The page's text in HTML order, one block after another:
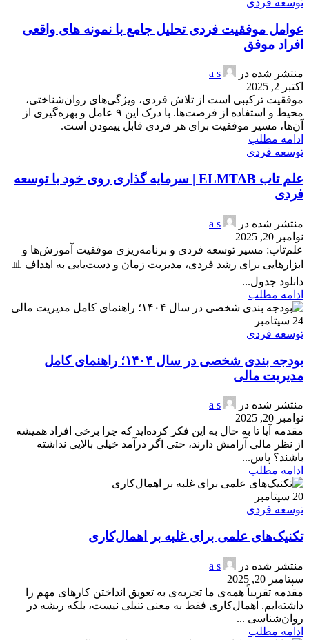
توسعه فردی
عوامل موفقیت فردی تحلیل جامع با نمونه های واقعی
افراد موفق
منتشر شده در
a s
اکتبر 2, 2025
موفقیت ترکیبی است از تلاش فردی، ویژگی‌های روان‌شناختی،
محیط و استفاده از فرصت‌ها. با درک این ۹ عامل و بهره‌گیری از
آن‌ها، مسیر موفقیت برای هر فردی قابل پیمودن است.
ادامه مطلب
توسعه فردی
علم تاب ELMTAB | سرمایه گذاری روی خود با توسعه
فردی
منتشر شده در
a s
نوامبر 20, 2025
علم‌تاب: مسیر توسعه فردی و برنامه‌ریزی موفقیت آموزش‌ها و
ابزارهایی برای رشد فردی، مدیریت زمان و دست‌یابی به اهداف 📊
دانلود جدول...
ادامه مطلب
24 سپتامبر
توسعه فردی
بودجه بندی شخصی در سال ۱۴۰۴؛ راهنمای کامل
مدیریت مالی
منتشر شده در
a s
نوامبر 20, 2025
مقدمه آیا تا به حال به این فکر کرده‌اید که چرا برخی افراد همیشه
از نظر مالی آرامش دارند، حتی اگر درآمد خیلی بالایی نداشته
باشند؟ پاس...
ادامه مطلب
20 سپتامبر
توسعه فردی
تکنیک‌های علمی برای غلبه بر اهمال‌کاری
منتشر شده در
a s
سپتامبر 20, 2025
مقدمه تقریباً همه‌ی ما تجربه‌ی به تعویق انداختن کارهای مهم را
داشته‌ایم. اهمال‌کاری فقط به معنی تنبلی نیست، بلکه ریشه در
روان‌شناسی ...
ادامه مطلب